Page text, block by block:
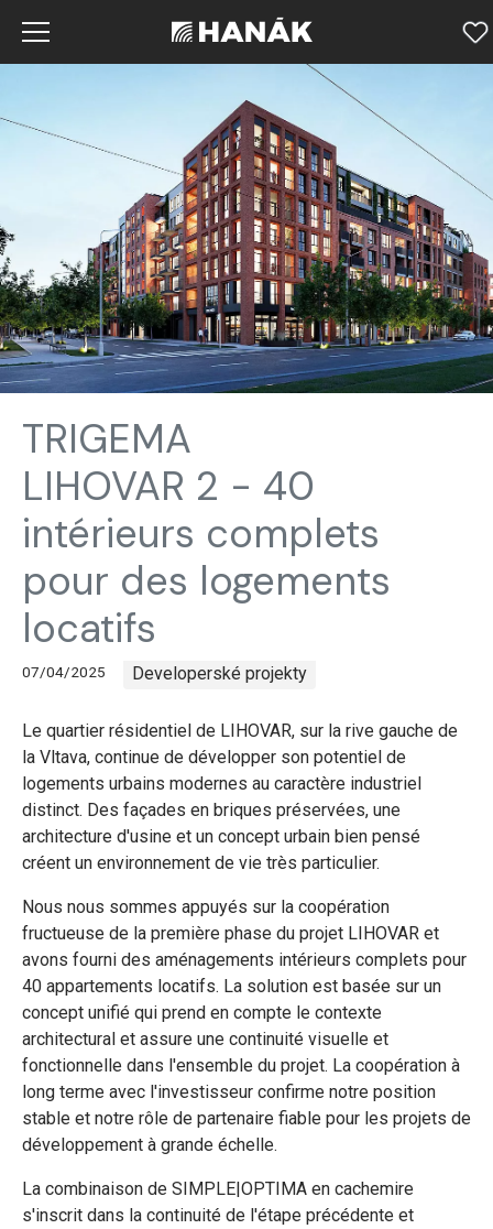
TRIGEMA
LIHOVAR 2 - 40
intérieurs complets
pour des logements
locatifs
07/04/2025 Developerské projekty
Le quartier résidentiel de LIHOVAR, sur la rive gauche de
la Vltava, continue de développer son potentiel de
logements urbains modernes au caractère industriel
distinct. Des façades en briques préservées, une
architecture d'usine et un concept urbain bien pensé
créent un environnement de vie très particulier.
Nous nous sommes appuyés sur la coopération
fructueuse de la première phase du projet LIHOVAR et
avons fourni des aménagements intérieurs complets pour
40 appartements locatifs. La solution est basée sur un
concept unifié qui prend en compte le contexte
architectural et assure une continuité visuelle et
fonctionnelle dans l'ensemble du projet. La coopération à
long terme avec l'investisseur confirme notre position
stable et notre rôle de partenaire fiable pour les projets de
développement à grande échelle.
La combinaison de SIMPLE|OPTIMA en cachemire
s'inscrit dans la continuité de l'étape précédente et